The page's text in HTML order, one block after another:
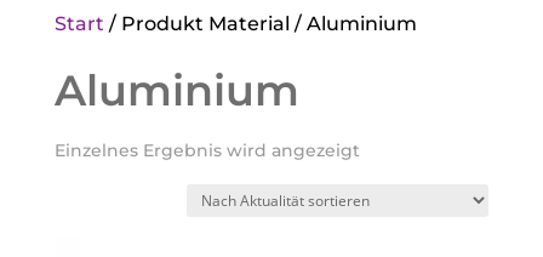
Start / Produkt Material / Aluminium
Aluminium
Einzelnes Ergebnis wird angezeigt